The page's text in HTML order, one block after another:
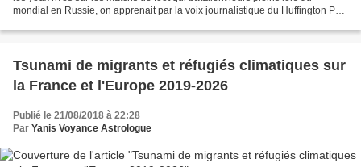
mondial en Russie, on apprenait par la voix journalistique du Huffington Post
Tsunami de migrants et réfugiés climatiques sur
la France et l'Europe 2019-2026
Publié le 21/08/2018 à 22:28
Par Yanis Voyance Astrologue